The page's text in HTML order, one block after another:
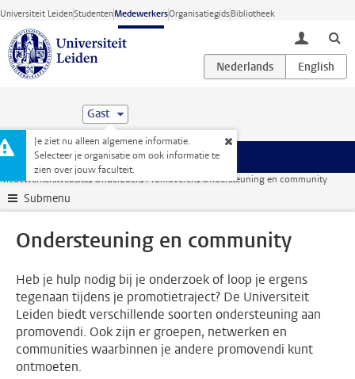
Ga direct naar de inhoud
Universiteit LeidenStudentenMedewerkersOrganisatiegidsBibliotheek
toggle
Gast
Je ziet nu alleen algemene informatie.
Selecteer je organisatie om ook informatie te
zien over jouw faculteit.
Menu
Medewerkerswebsite Onderzoek Promoveren Ondersteuning en community
Submenu
Ondersteuning en community
Heb je hulp nodig bij je onderzoek of loop je ergens
tegenaan tijdens je promotietraject? De Universiteit
Leiden biedt verschillende soorten ondersteuning aan
promovendi. Ook zijn er groepen, netwerken en
communities waarbinnen je andere promovendi kunt
ontmoeten.